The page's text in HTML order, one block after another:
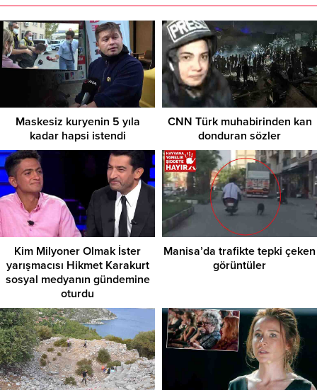
Maskesiz kuryenin 5 yıla
kadar hapsi istendi
CNN Türk muhabirinden kan
donduran sözler
Kim Milyoner Olmak İster
yarışmacısı Hikmet Karakurt
sosyal medyanın gündemine
oturdu
Manisa’da trafikte tepki çeken
görüntüler